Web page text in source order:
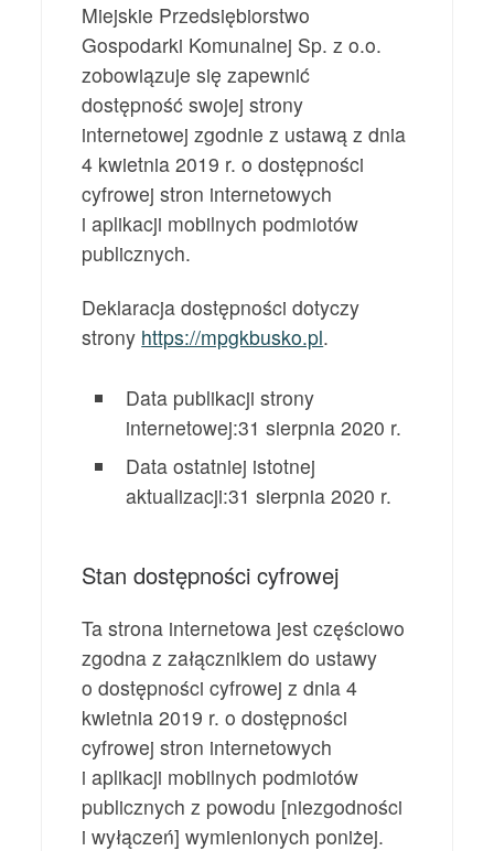
Miejskie Przedsiębiorstwo
Gospodarki Komunalnej Sp. z o.o.
zobowiązuje się zapewnić
dostępność swojejstrony
internetowej zgodnie z ustawą z dnia
4 kwietnia 2019 r. o dostępności
cyfrowej stron internetowych
i aplikacji mobilnych podmiotów
publicznych.
Deklaracja dostępności dotyczy
strony https://mpgkbusko.pl.
Data publikacji strony
internetowej:31 sierpnia 2020 r.
Data ostatniej istotnej
aktualizacji:31 sierpnia 2020 r.
Stan dostępności cyfrowej
Ta strona internetowa jest częściowo
zgodna z załącznikiem do ustawy
o dostępności cyfrowej z dnia 4
kwietnia 2019 r. o dostępności
cyfrowej stron internetowych
i aplikacji mobilnych podmiotów
publicznych z powodu [niezgodności
i wyłączeń] wymienionych poniżej.